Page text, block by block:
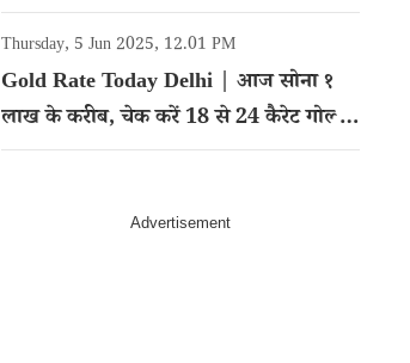
गोल्ड का रेट
Thursday, 5 Jun 2025, 12.01 PM
Gold Rate Today Delhi | आज सोना १
लाख के करीब, चेक करें 18 से 24 कैरेट गोल्ड
का रेट